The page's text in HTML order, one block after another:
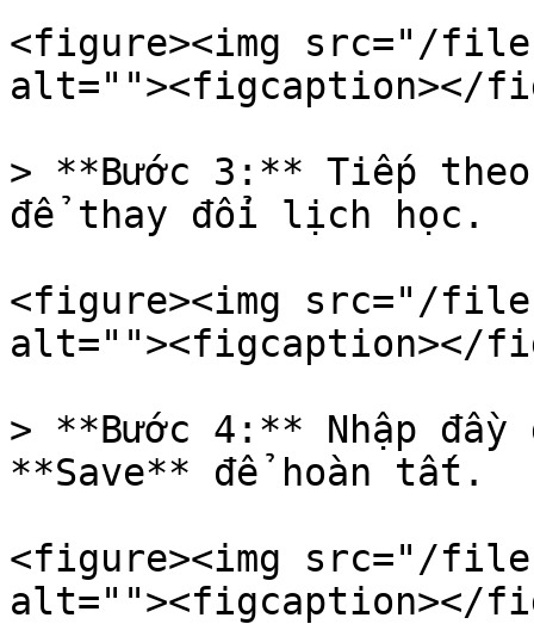
<figure><img src="/
alt=""><figcaption></
> **Bước 3:** Tiếp theo
để thay đổi lịch học.
<figure><img src="/
alt=""><figcaption></
> **Bước 4:** Nhập
**Save** để hoàn tất.
<figure><img src="/files/
alt=""><figcaption></